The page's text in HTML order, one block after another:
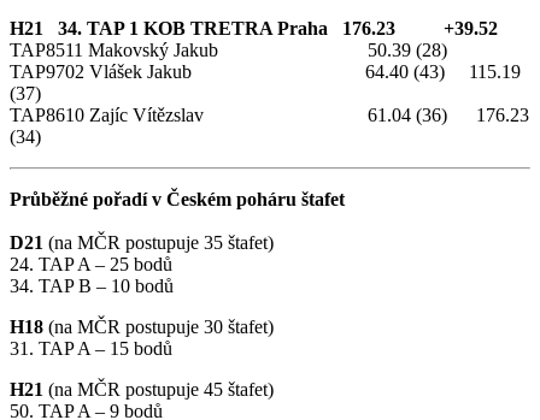
H21 34. TAP 1 KOB TRETRA Praha 176.23 +39.52
TAP8511 Makovský Jakub 50.39 (28)
TAP9702 Vlášek Jakub 64.40 (43) 115.19
(37)
TAP8610 Zajíc Vítězslav 61.04 (36) 176.23
(34)
Průběžné pořadí v Českém poháru štafet
D21 (na MČR postupuje 35 štafet)
24. TAP A – 25 bodů
34. TAP B – 10 bodů
H18 (na MČR postupuje 30 štafet)
31. TAP A – 15 bodů
H21 (na MČR postupuje 45 štafet)
50. TAP A – 9 bodů